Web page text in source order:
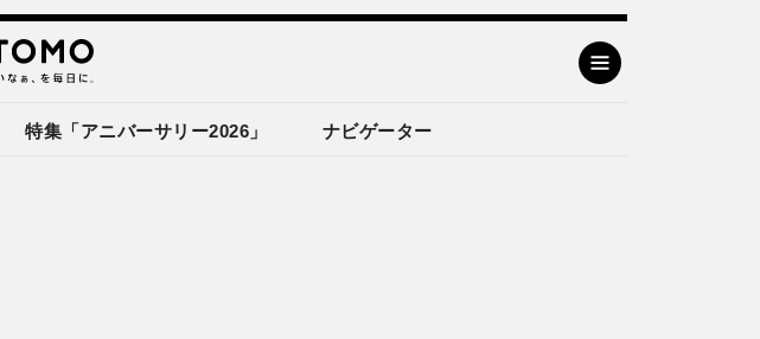
特集「アニバーサリー2026」 ナビゲーター